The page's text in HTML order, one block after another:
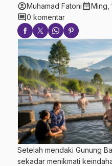
account_circleMuhamad Fatonicalendar_monthMing,
comment0 komentar
Setelah mendaki Gunung
sekadar menikmati